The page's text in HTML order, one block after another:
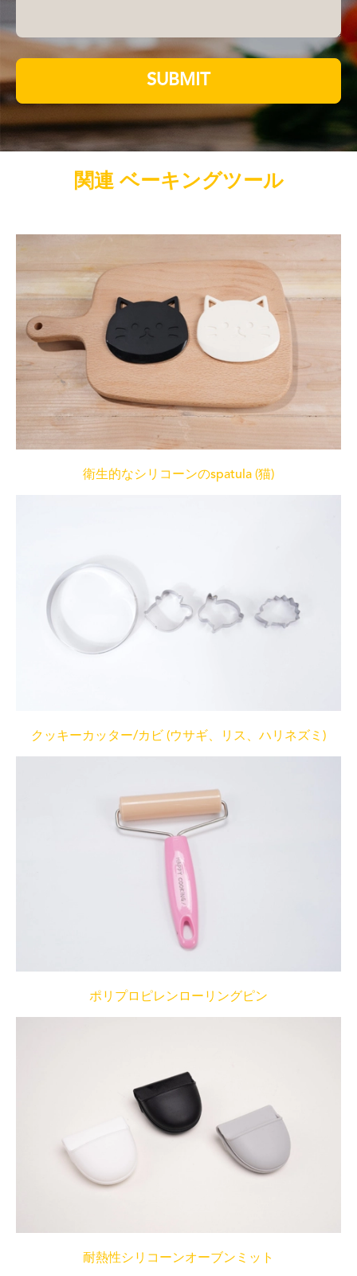
SUBMIT
関連 ベーキングツール
衛生的なシリコーンのspatula (猫)
クッキーカッター/カビ (ウサギ、リス、ハリネズミ)
ポリプロピレンローリングピン
耐熱性シリコーンオーブンミット